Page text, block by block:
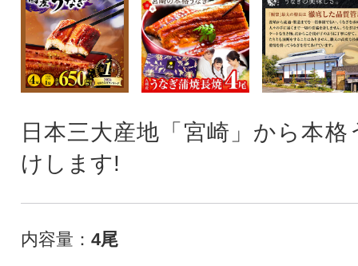
日本三大産地「宮崎」から本
けします!
内容量： 4尾